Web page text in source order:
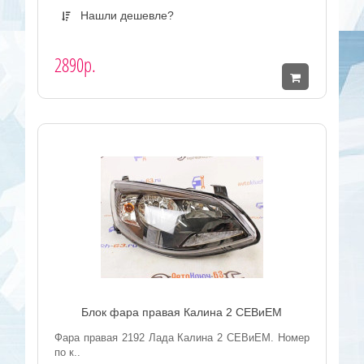
Нашли дешевле?
2890р.
Блок фара правая Калина 2 СЕВиЕМ
Фара правая 2192 Лада Калина 2 СЕВиЕМ. Номер
по к..